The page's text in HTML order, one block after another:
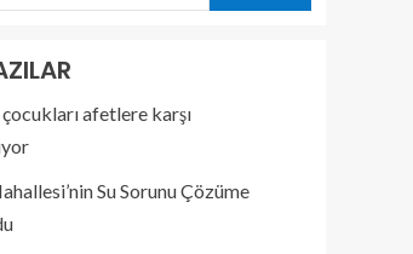
afetlere karşı
Su Sorunu Çözüme